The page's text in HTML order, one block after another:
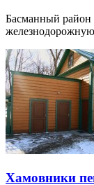
Басманный район
Хамовники